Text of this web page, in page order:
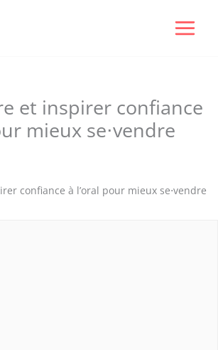
et inspirer confiance
mieux se⋅vendre